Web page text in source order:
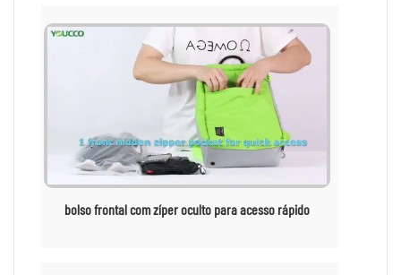
bolso frontal com zíper oculto para acesso rápido